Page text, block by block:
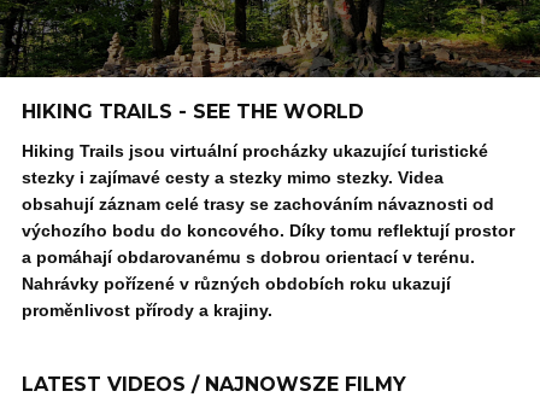
HIKING TRAILS - SEE THE WORLD
Hiking Trails jsou virtuální procházky ukazující turistické
stezky i zajímavé cesty a stezky mimo stezky. Videa
obsahují záznam celé trasy se zachováním návaznosti od
výchozího bodu do koncového. Díky tomu reflektují prostor
a pomáhají obdarovanému s dobrou orientací v terénu.
Nahrávky pořízené v různých obdobích roku ukazují
proměnlivost přírody a krajiny.
LATEST VIDEOS / NAJNOWSZE FILMY